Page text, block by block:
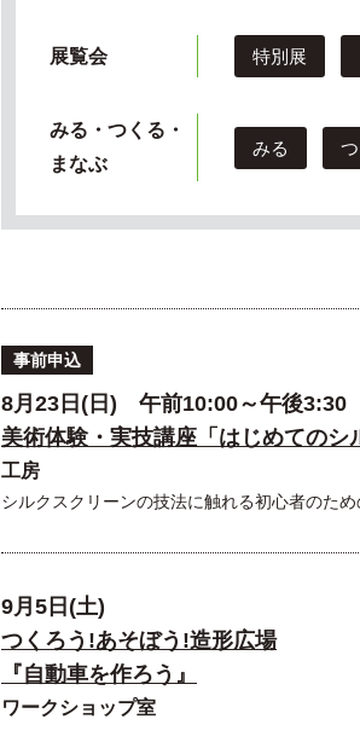
展覧会 特別展
みる・つくる・
まなぶ
みる
事前申込
8月23日(日) 午前10:00～午後3:30
美術体験・実技講座「はじめてのシ
工房
シルクスクリーンの技法に触れる初心者のため
9月5日(土)
つくろう!あそぼう!造形広場
『自動車を作ろう』
ワークショップ室